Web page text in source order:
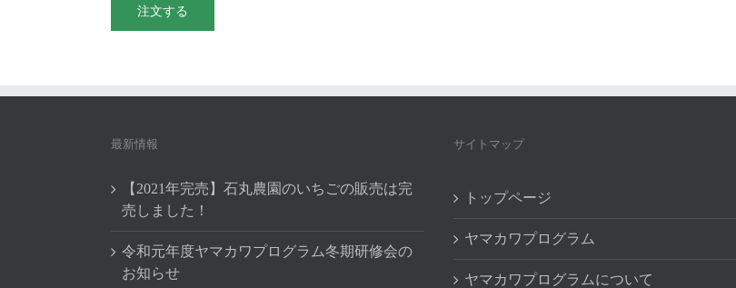
最新情報
【2021年完売】石丸農園のいちごの販売は完
売しました！
令和元年度ヤマカワプログラム冬期研修会の
お知らせ
サイトマップ
トップページ
ヤマカワプログラム
ヤマカワプログラムについて